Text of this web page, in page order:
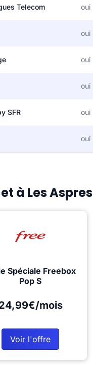
Telecom oui
oui
oui
oui
SFR oui
oui
à Les Aspres
Spéciale Freebox
Pop S
mois
Voir l'offre